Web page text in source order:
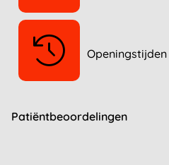
Openingstijden
Patiëntbeoordelingen